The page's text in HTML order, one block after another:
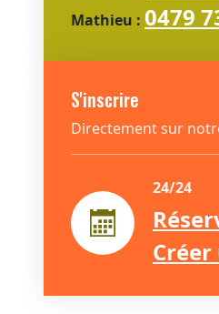
Mathieu : 0479
S'inscrire
Directement sur
24/24